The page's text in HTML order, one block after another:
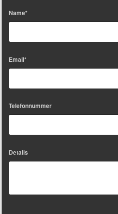
Name*
Email*
Telefonnummer
Details